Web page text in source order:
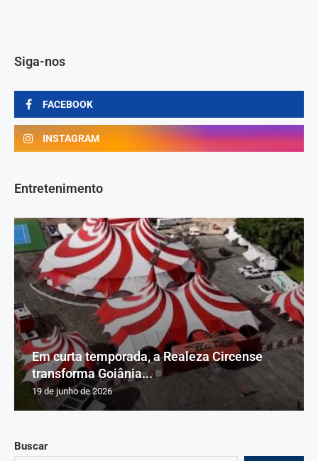
Buscar
Siga-nos
FACEBOOK
INSTAGRAM
Entretenimento
Em curta temporada, a Realeza Circense
transforma Goiânia...
19 de junho de 2026